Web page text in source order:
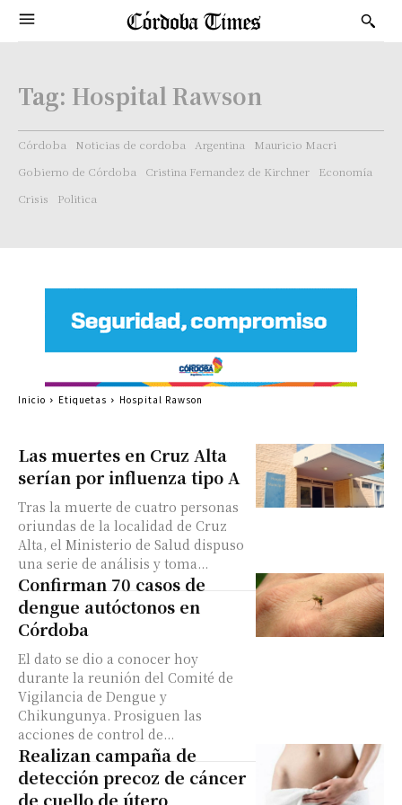
Tag: Hospital Rawson
Córdoba Noticias de cordoba Argentina
Mauricio Macri
Gobierno de Córdoba
Cristina Fernandez de Kirchner
Economía
Crisis
Politica
Las muertes en Cruz Alta
serían por influenza tipo A
Tras la muerte de cuatro personas
oriundas de la localidad de Cruz
Alta, el Ministerio de Salud dispuso
una serie de análisis y toma...
Confirman 70 casos de
dengue autóctonos en
Córdoba
El dato se dio a conocer hoy
durante la reunión del Comité de
Vigilancia de Dengue y
Chikungunya. Prosiguen las
acciones de control de...
Realizan campaña de
detección precoz de cáncer
de cuello de útero
Inicio Etiquetas Hospital Rawson